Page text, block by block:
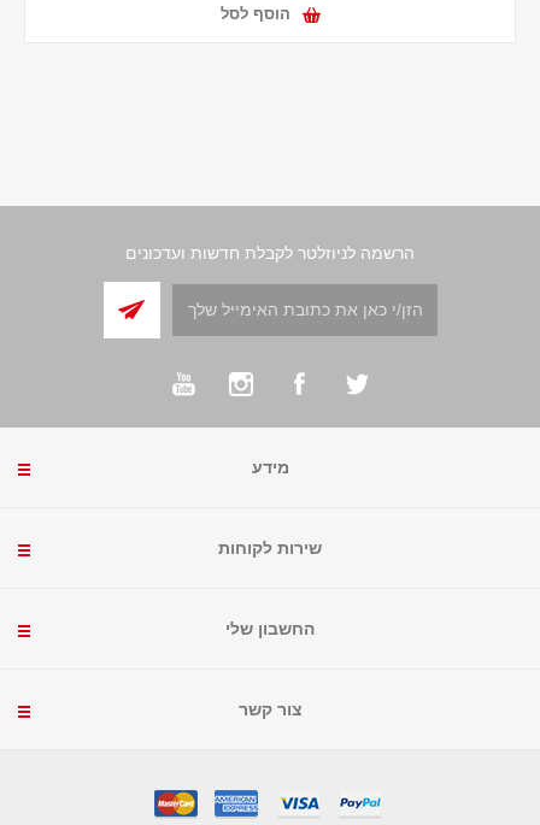
הוסף לסל
הרשמה לניוזלטר לקבלת חדשות ועדכונים
מידע
שירות לקוחות
החשבון שלי
צור קשר